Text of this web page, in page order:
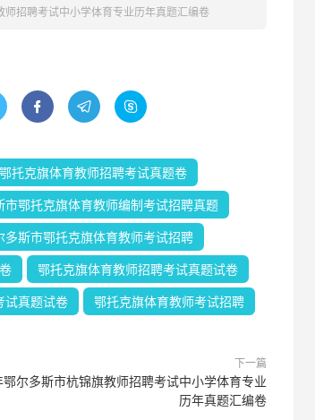
招聘考试中小学体育专业历年真题汇编卷
  
托克旗体育教师招聘考试真题卷
市鄂托克旗体育教师编制考试招聘真题
多斯市鄂托克旗体育教师考试招聘
鄂托克旗体育教师招聘考试真题试卷
试真题试卷 鄂托克旗体育教师考试招聘
下一篇
鄂尔多斯市杭锦旗教师招聘考试中小学体育专业
历年真题汇编卷